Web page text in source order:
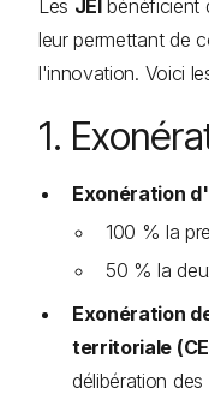
Les JEI bénéficient
leur permettant de
l'innovation. Voici
1.
Exonération
100 % la
50 % la
Exonération
territoriale
délibération